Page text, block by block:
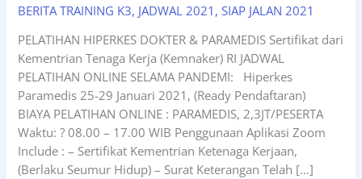
BERITA TRAINING K3, JADWAL 2021 ,SIAP JALAN 2021
PELATIHAN HIPERKES DOKTER & PARAMEDIS Sertifikat dari
Kementrian Tenaga Kerja (Kemnaker) RI JADWAL
PELATIHAN ONLINE SELAMA PANDEMI: Hiperkes
Paramedis 25-29 Januari 2021, (Ready Pendaftaran)
BIAYA PELATIHAN ONLINE : PARAMEDIS, 2,3JT/PESERTA
Waktu: ? 08.00 – 17.00 WIB Penggunaan Aplikasi Zoom
Include : – Sertifikat Kementrian Ketenaga Kerjaan,
(Berlaku Seumur Hidup) – Surat Keterangan Telah […]